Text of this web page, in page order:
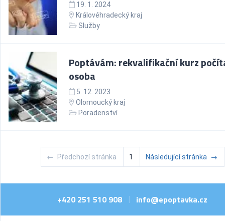
19. 1. 2024
Královéhradecký kraj
Služby
Poptávám: rekvalifikační kurz
osoba
5. 12. 2023
Olomoucký kraj
Poradenství
← Předchozí stránka 1 Následující stránka →
+420 251 510 908 | info@epoptavka.cz